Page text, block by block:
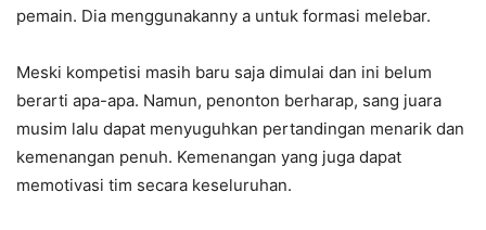
pemain. Dia menggunakanny a untuk formasi melebar.
Meski kompetisi masih baru saja dimulai dan ini belum
berarti apa-apa. Namun, penonton berharap, sang juara
musim lalu dapat menyuguhkan pertandingan menarik dan
kemenangan penuh. Kemenangan yang juga dapat
memotivasi tim secara keseluruhan.